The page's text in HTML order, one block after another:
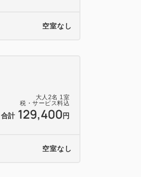
空室なし
大人 2名 1室
税・サービス料込
合計 129,400 円
空室なし